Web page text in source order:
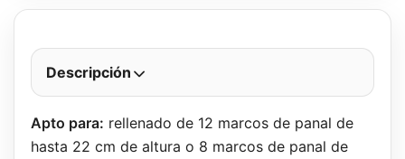
Descripción
Apto para: rellenado de 12 marcos de panal de
hasta 22 cm de altura o 8 marcos de panal de